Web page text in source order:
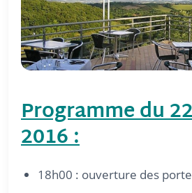
Programme du
2016 :
18h00 : ouverture des